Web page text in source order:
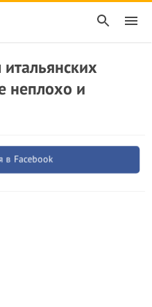
неплохо и
в Facebook